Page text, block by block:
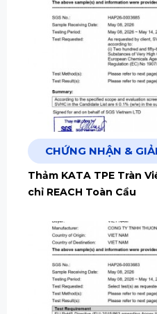
CHỨNG NHẬN &
Thảm KATA TPE Tràn
chỉ REACH Toàn Cầu